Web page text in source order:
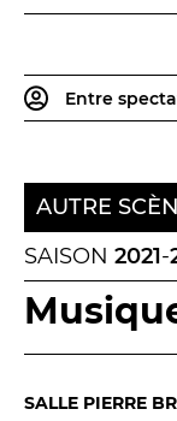
LES
Lettres à... [8
Moulins en
Autour des
Visites
Entre
AUTRE
SAISON 2021-
SALLE PIERRE